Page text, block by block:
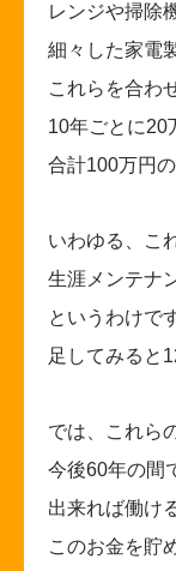
レンジや掃除
細々した家電
これらを合わ
10年ごとに20
合計100万円
いわゆる、こ
生涯メンテナ
というわけで
足してみると
では、これら
今後60年の間
出来れば働け
このお金を貯